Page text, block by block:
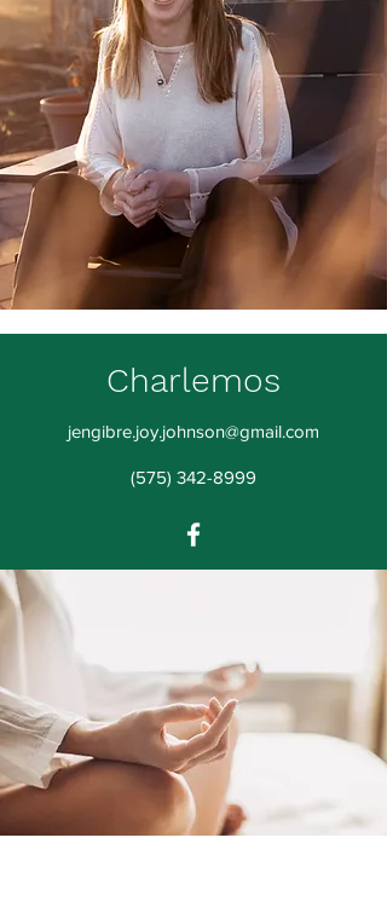
Charlemos
jengibre.joy.johnson@gmail.com
(575) 342-8999